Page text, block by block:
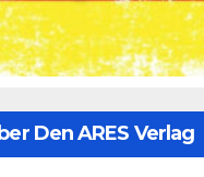
Den ARES Verlag